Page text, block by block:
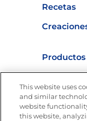
Recetas
Productos
Nutrición
This website uses
and similar
website
this website,